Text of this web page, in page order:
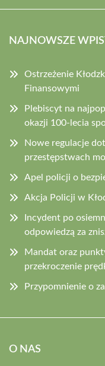
NAJNOWSZE
Ostrzeżenie
Finansowymi
Plebiscyt na
okazji 100-lecia
Nowe regulacje
przestępstwach
Apel policji o
Akcja Policji w
Incydent po
odpowiedzą za
Mandat oraz
przekroczenie
Przypomnienie o
O NAS